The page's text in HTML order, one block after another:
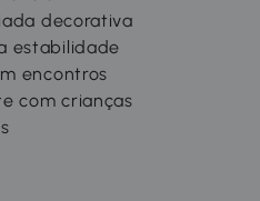
decorativa
estabilidade
encontros
com crianças